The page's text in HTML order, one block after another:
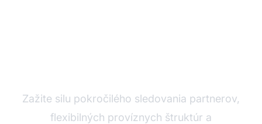
Zažite silu pokročilého sledovania partnerov,
flexibilných províznych štruktúr a